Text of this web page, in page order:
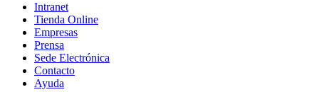
Intranet
Tienda Online
Empresas
Prensa
Sede Electrónica
Contacto
Ayuda